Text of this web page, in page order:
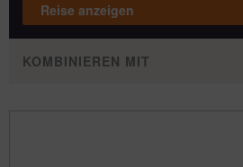
Reise anzeigen
KOMBINIEREN MIT